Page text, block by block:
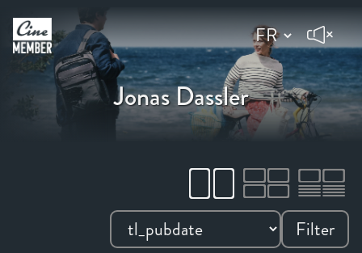
Jonas Dassler
Filter